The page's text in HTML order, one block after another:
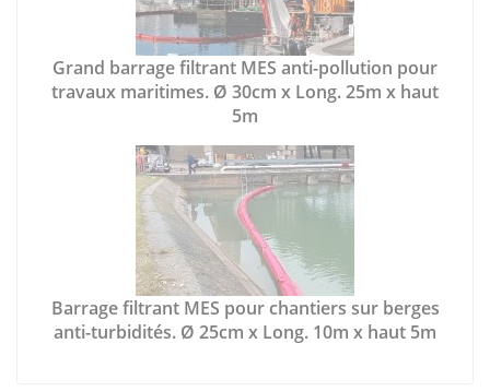
Grand barrage filtrant MES anti-pollution pour
travaux maritimes. Ø 30cm x Long. 25m x haut
5m
Barrage filtrant MES pour chantiers sur berges
anti-turbidités. Ø 25cm x Long. 10m x haut 5m